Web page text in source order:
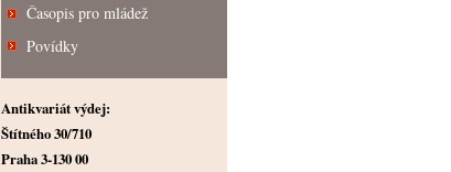
Časopis pro mládež
Povídky
Antikvariát výdej:
Štítného 30/710
Praha 3-130 00